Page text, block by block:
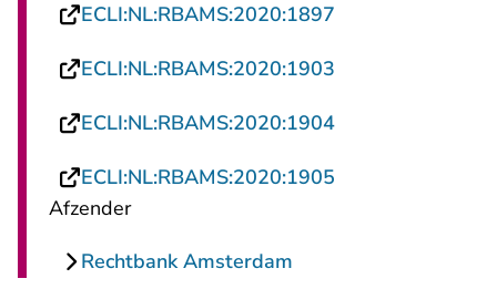
ECLI:NL:RBAMS:2020:1897
ECLI:NL:RBAMS:2020:1903
ECLI:NL:RBAMS:2020:1904- U verlaat
ECLI:NL:RBAMS:2020:1905
Afzender
Rechtbank Amsterdam